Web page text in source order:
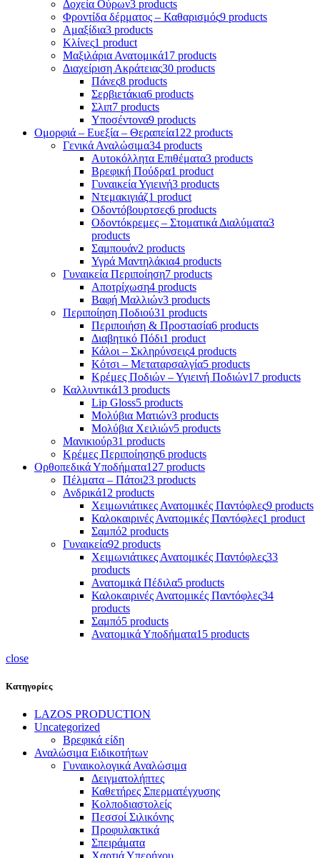
Δοχεία Ούρων3 products
Φροντίδα δέρματος – Καθαρισμός9 products
Αμαξίδια3 products
Κλίνες1 product
Μαξιλάρια Ανατομικά17 products
Διαχείριση Ακράτειας30 products
Πάνες8 products
Σερβιετάκια6 products
Σλιπ7 products
Υποσέντονα9 products
Ομορφιά – Ευεξία – Θεραπεία122 products
Γενικά Αναλώσιμα34 products
Αυτοκόλλητα Επιθέματα3 products
Βρεφική Πούδρα1 product
Γυναικεία Υγιεινή3 products
Ντεμακιγιάζ1 product
Οδοντόβουρτσες6 products
Οδοντόκρεμες – Στοματικά Διαλύματα3
products
Σαμπουάν2 products
Υγρά Μαντηλάκια4 products
Γυναικεία Περιποίηση7 products
Αποτρίχωση4 products
Βαφή Μαλλιών3 products
Περιποίηση Ποδιού31 products
Περιποιήση & Προστασία6 products
Διαβητικό Πόδι1 product
Κάλοι – Σκληρύνσεις4 products
Κότσι – Μεταταρσαλγία5 products
Κρέμες Ποδιών – Υγιεινή Ποδιών17 products
Καλλυντικά13 products
Lip Gloss5 products
Μολύβια Ματιών3 products
Μολύβια Χειλιών5 products
Μανικιούρ31 products
Κρέμες Περιποίησης6 products
Ορθοπεδικά Υποδήματα127 products
Πέλματα – Πάτοι23 products
Ανδρικά12 products
Χειμωνιάτικες Ανατομικές Παντόφλες9 products
Καλοκαιρινές Ανατομικές Παντόφλες1 product
Σαμπό2 products
Γυναικεία92 products
Χειμωνιάτικες Ανατομικές Παντόφλες33
products
Ανατομικά Πέδιλα5 products
Καλοκαιρινές Ανατομικές Παντόφλες34
products
Σαμπό5 products
Ανατομικά Υποδήματα15 products
close
Κατηγορίες
LAZOS PRODUCTION
Uncategorized
Βρεφικά είδη
Αναλώσιμα Ειδικοτήτων
Γυναικολογικά Αναλώσιμα
Δειγματολήπτες
Καθετήρες Σπερματέγχυσης
Κολποδιαστολείς
Πεσσοί Σιλικόνης
Προφυλακτικά
Σπειράματα
Χαρτιά Υπερήχου